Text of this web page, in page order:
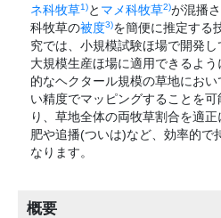
ネ科牧草1)と マメ科牧草2)が混播
科牧草の被度3)を簡便に推定する
究では、小規模試験ほ場で開発し
大規模生産ほ場に適用できるよ
的なヘクタール規模の草地にお
い精度でマッピングすることを
り、草地全体の両牧草割合を適
肥や追播(ついは)など、効率的で
なります。
概要